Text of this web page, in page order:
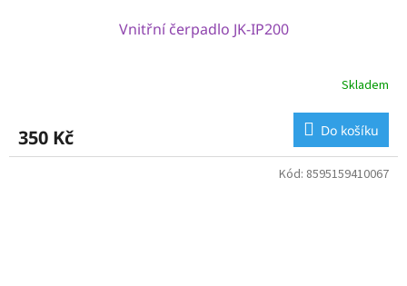
Vnitřní čerpadlo JK-IP200
Skladem
350 Kč Do košíku
Kód: 8595159410067